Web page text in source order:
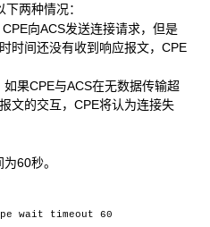
两种情况：
向ACS发送连接请求，但是
时间还没有收到响应报文，CPE
果CPE与ACS在无数据传输超
文的交互，CPE将认为连接失
60秒。
cpe wait timeout 60